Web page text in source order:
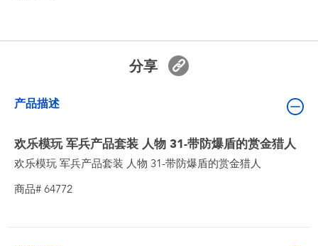
电池
新登场
玩具促销
分享
产品描述
欢乐模玩 军兵产品套装 人物 31-带防爆盾的赏金猎人
欢乐模玩 军兵产品套装 人物 31-带防爆盾的赏金猎人
商品# 64772